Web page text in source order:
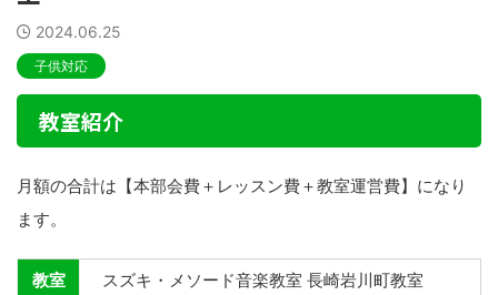
2024.06.25
子供対応
教室紹介
月額の合計は【本部会費＋レッスン費＋教室運営費】になり
ます。
教室
スズキ・メソード音楽教室 長崎岩川町教室